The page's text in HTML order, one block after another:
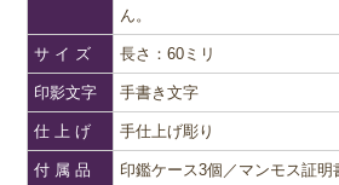
ん。
サ イ ズ 長さ：60ミリ
印影文字 手書き文字
仕 上 げ 手仕上げ彫り
付 属 品 印鑑ケース3個／マンモス証明